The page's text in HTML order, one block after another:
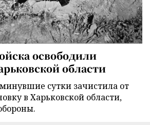
освободили
области
сутки зачистила от
в Харьковской области,